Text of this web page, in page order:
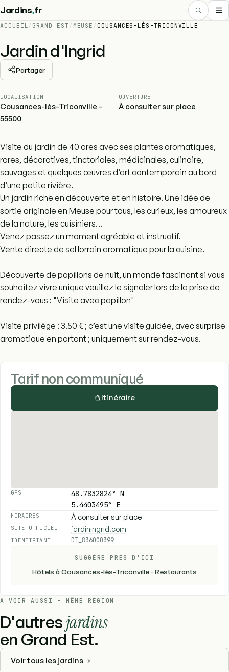
Jardins.fr
ACCUEIL/ GRAND EST/ MEUSE /COUSANCES-LÈS-TRICONVILLE
Jardin d'Ingrid
Partager
LOCALISATION
Cousances-lès-Triconville -
55500
OUVERTURE
À consulter sur place
Visite du jardin de 40 ares avec ses plantes aromatiques,
rares, décoratives, tinctoriales, médicinales, culinaire,
sauvages et quelques œuvres d’art contemporain au bord
d’une petite rivière.
Un jardin riche en découverte et en histoire. Une idée de
sortie originale en Meuse pour tous, les curieux, les amoureux
de la nature, les cuisiniers…
Venez passez un moment agréable et instructif.
Vente directe de sel lorrain aromatique pour la cuisine.
Découverte de papillons de nuit, un monde fascinant si vous
souhaitez vivre unique veuillez le signaler lors de la prise de
rendez-vous : "Visite avec papillon"
Visite privilège : 3.50 € ; c’est une visite guidée, avec surprise
aromatique en partant ; uniquement sur rendez-vous.
Tarif non communiqué
Itinéraire
GPS
48.7832824° N
5.4403495° E
HORAIRES À consulter sur place
SITE OFFICIEL jardiningrid.com
IDENTIFIANT DT_836000399
SUGGÉRÉ PRÈS D'ICI
Hôtels à Cousances-lès-Triconville-Restaurants
À VOIR AUSSI - MÊME RÉGION
D'autresjardins
en Grand Est.
Voir tous les jardins